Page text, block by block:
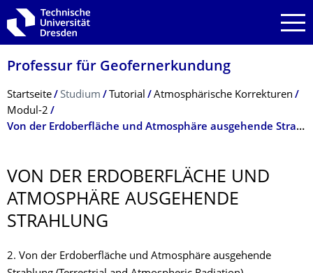
Zur Hauptnavigation springen
Zur Suche springen
Zum Inhalt springen
Professur für Geofernerkundung
Breadcrumb-Menü
Startseite Studium Tutorial
Atmosphärische Korrekturen
Modul-2
Von der Erdoberfläche und Atmosphäre ausgehende Strahlung
VON DER ERDOBERFLÄCHE UND
ATMOSPHÄRE AUSGEHENDE
STRAHLUNG
2. Von der Erdoberfläche und Atmosphäre ausgehende